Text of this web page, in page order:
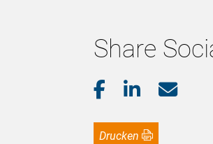
Share
Drucken